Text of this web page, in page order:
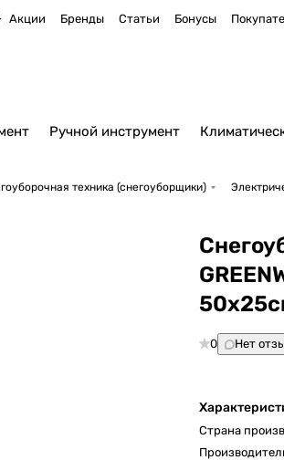
Акции Бренды Статьи Бонусы
Ручной инструмент
техника (снегоуборщики)
0 Нет
Страна